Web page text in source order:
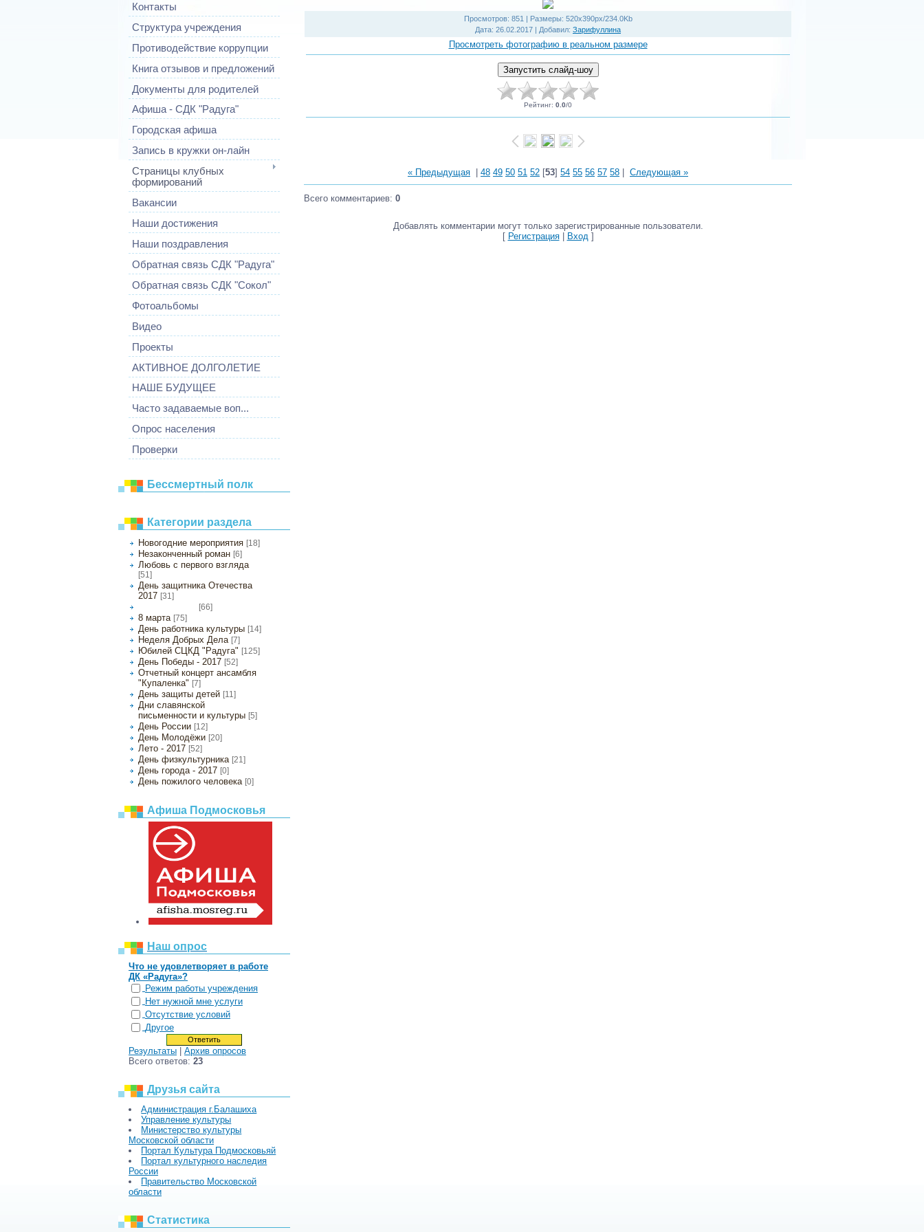
Контакты
Структура учреждения
Противодействие коррупции
Книга отзывов и предложений
Документы для родителей
Афиша - СДК "Радуга"
Городская афиша
Запись в кружки он-лайн
Страницы клубных
формирований
Вакансии
Наши достижения
Наши поздравления
Обратная связь СДК "Радуга"
Обратная связь СДК "Сокол"
Фотоальбомы
Видео
Проекты
АКТИВНОЕ ДОЛГОЛЕТИЕ
НАШЕ БУДУЩЕЕ
Часто задаваемые воп...
Опрос населения
Проверки
Бессмертный полк
Категории раздела
Новогодние мероприятия [18]
Незаконченный роман [6]
Любовь с первого взгляда
[51]
День защитника Отечества
2017 [31]
[66]
8 марта [75]
День работника культуры [14]
Неделя Добрых Дела [7]
Юбилей СЦКД "Радуга" [125]
День Победы - 2017 [52]
Отчетный концерт ансамбля
"Купаленка" [7]
День защиты детей [11]
Дни славянской
письменности и культуры [5]
День России [12]
День Молодёжи [20]
Лето - 2017 [52]
День физкультурника [21]
День города - 2017 [0]
День пожилого человека [0]
Афиша Подмосковья
Наш опрос
Что не удовлетворяет в работе
ДК «Радуга»?
Режим работы учреждения
Нет нужной мне услуги
Отсутствие условий
Другое
Результаты
Архив опросов
Всего ответов: 23
Друзья сайта
Администрация г.Балашиха
Управление культуры
Министерство культуры
Московской области
Портал Культура Подмосковьяй
Портал культурного наследия
России
Правительство Московской
области
Статистика
Просмотров: 851 | Размеры: 520x390px/234.0Kb
Дата: 26.02.2017 | Добавил: Зарифуллина
Просмотреть фотографию в реальном размере
Рейтинг: 0.0/0
« Предыдущая 48 49 50 51 52 [53] 54 55 56 57 58 Следующая »
Всего комментариев: 0
Добавлять комментарии могут только зарегистрированные пользователи.
[ Регистрация| Вход ]